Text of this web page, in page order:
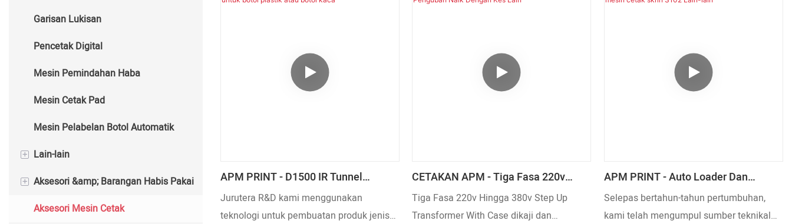
Garisan Lukisan
Pencetak Digital
Mesin Pemindahan Haba
Mesin Cetak Pad
Mesin Pelabelan Botol Automatik​​​​​​
+ Lain-lain
Mesin Pembuat Cawan
Mesin Pembungkusan
+ Aksesori &amp; Barangan Habis Pakai
Bahan Habis Mesin Cetak
Aksesori Mesin Cetak
APM PRINT - D1500 IR Tunnel
Heating Oven Dryer Untuk Botol
Plastik Atau Botol Kaca
Jurutera R&D kami menggunakan
teknologi untuk pembuatan produk jenis
CETAKAN APM - Tiga Fasa 220v
Hingga 380v Pengubah Naik Dengan
Kes Lain
Tiga Fasa 220v Hingga 380v Step Up
Transformer With Case dikaji dan
APM PRINT - Auto Loader Dan
Loading Belt Untuk Mesin Cetak Skrin
S102 Lain-Lain
Selepas bertahun-tahun pertumbuhan,
kami telah mengumpul sumber teknikal